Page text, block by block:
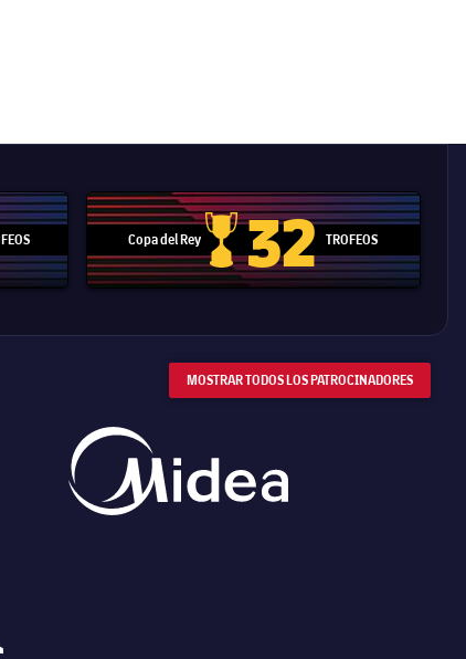
de Clubes
Copa del Rey
Copa del Rey
32 TROFEOS
MOSTRAR TODOS LOS PATROCINADORES